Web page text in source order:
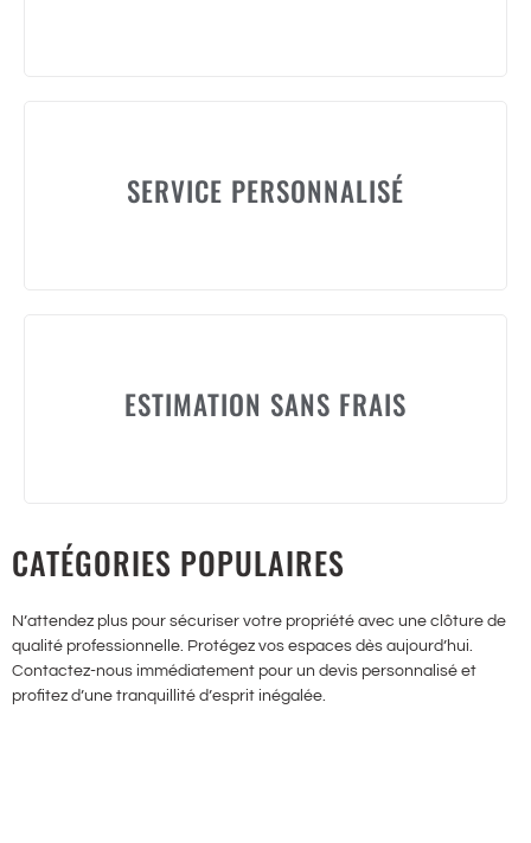
SERVICE PERSONNALISÉ
ESTIMATION SANS FRAIS
CATÉGORIES POPULAIRES
N’attendez plus pour sécuriser votre propriété avec une clôture de
qualité professionnelle. Protégez vos espaces dès aujourd’hui.
Contactez-nous immédiatement pour un devis personnalisé et
profitez d’une tranquillité d’esprit inégalée.